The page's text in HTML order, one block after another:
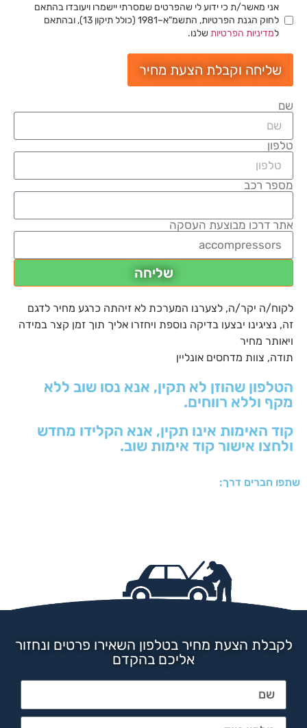
אני מאשר/ת כי ידוע לי שהפרטים שמסרתי יישמרו ויעובדו בהתאם
לחוק הגנת הפרטיות, התשמ"א–1981 (כולל תיקון 13), ובהתאם
למדיניות הפרטיות שלנו.
שליחה וקבלת הצעת מחיר
שם
טלפון
מספר רכב
אתר דרכו מבוצעת העסקה
שליחה
לקוח/ה יקר/ה, לצערנו המערכת לא זיהתה כרגע מחיר לדגם
זה, נציגינו יבצעו בדיקה נוספת ויחזרו אליך תוך זמן קצר במידה
ויאותר מחיר
תודה, צוות מדחסים אונליין
הטלפון שהוזן לא תקין, אנא נסו שוב ללא
מקף וללא רווחים.
קוד האימות אינו תקין, אנא הקלידו מחדש
ולחצו אישור קוד אימות שוב.
שתפו חברים דרך:
לקבלת הצעת מחיר בטלפון השאירו פרטים ונחזור
אליכם בהקדם